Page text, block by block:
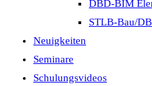
DBD-BIM
STLB-Bau/
Neuigkeiten
Seminare
Schulungsvideos